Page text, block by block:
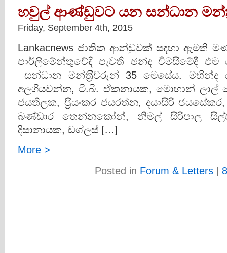
හවුල් ආණ්ඩුවට යන සන්ධාන
Friday, September 4th, 2015
Lankacnews ජාතික ආන්ඩුවක් සඳහා ඇමති
පාර්ලිමේන්තුවේදී පැවති ඡන්ද විමසීමේදී
සන්ධාන මන්ත‍්‍රීවරුන් 35 මෙසේය. මහින්ද
අලගියවන්න, ටි.බී. ඒකනායක, මොහාන් ලාල්
ජයතිලක, ප‍්‍රියංකර ජයරත්න, දයාසිරි
බණ්ඩාර තෙන්නකෝන්, නිමල් සිරිපාල
දිසානායක, ඩග්ලස් […]
More >
Posted in Forum & Letters|